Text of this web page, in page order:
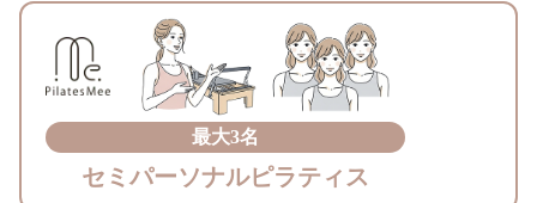
最大3名
セミパーソナルピラティス